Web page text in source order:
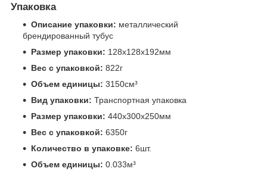
Упаковка
Описание упаковки: металлический
брендированный тубус
Размер упаковки: 128x128x192мм
Вес с упаковкой: 822г
Объем единицы: 3150см³
Вид упаковки: Транспортная упаковка
Размер упаковки: 440x300x250мм
Вес с упаковкой: 6350г
Количество в упаковке: 6шт.
Объем единицы: 0.033м³